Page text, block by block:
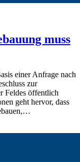
muss
einer Anfrage nach
zur
Feldes öffentlich
geht hervor, dass